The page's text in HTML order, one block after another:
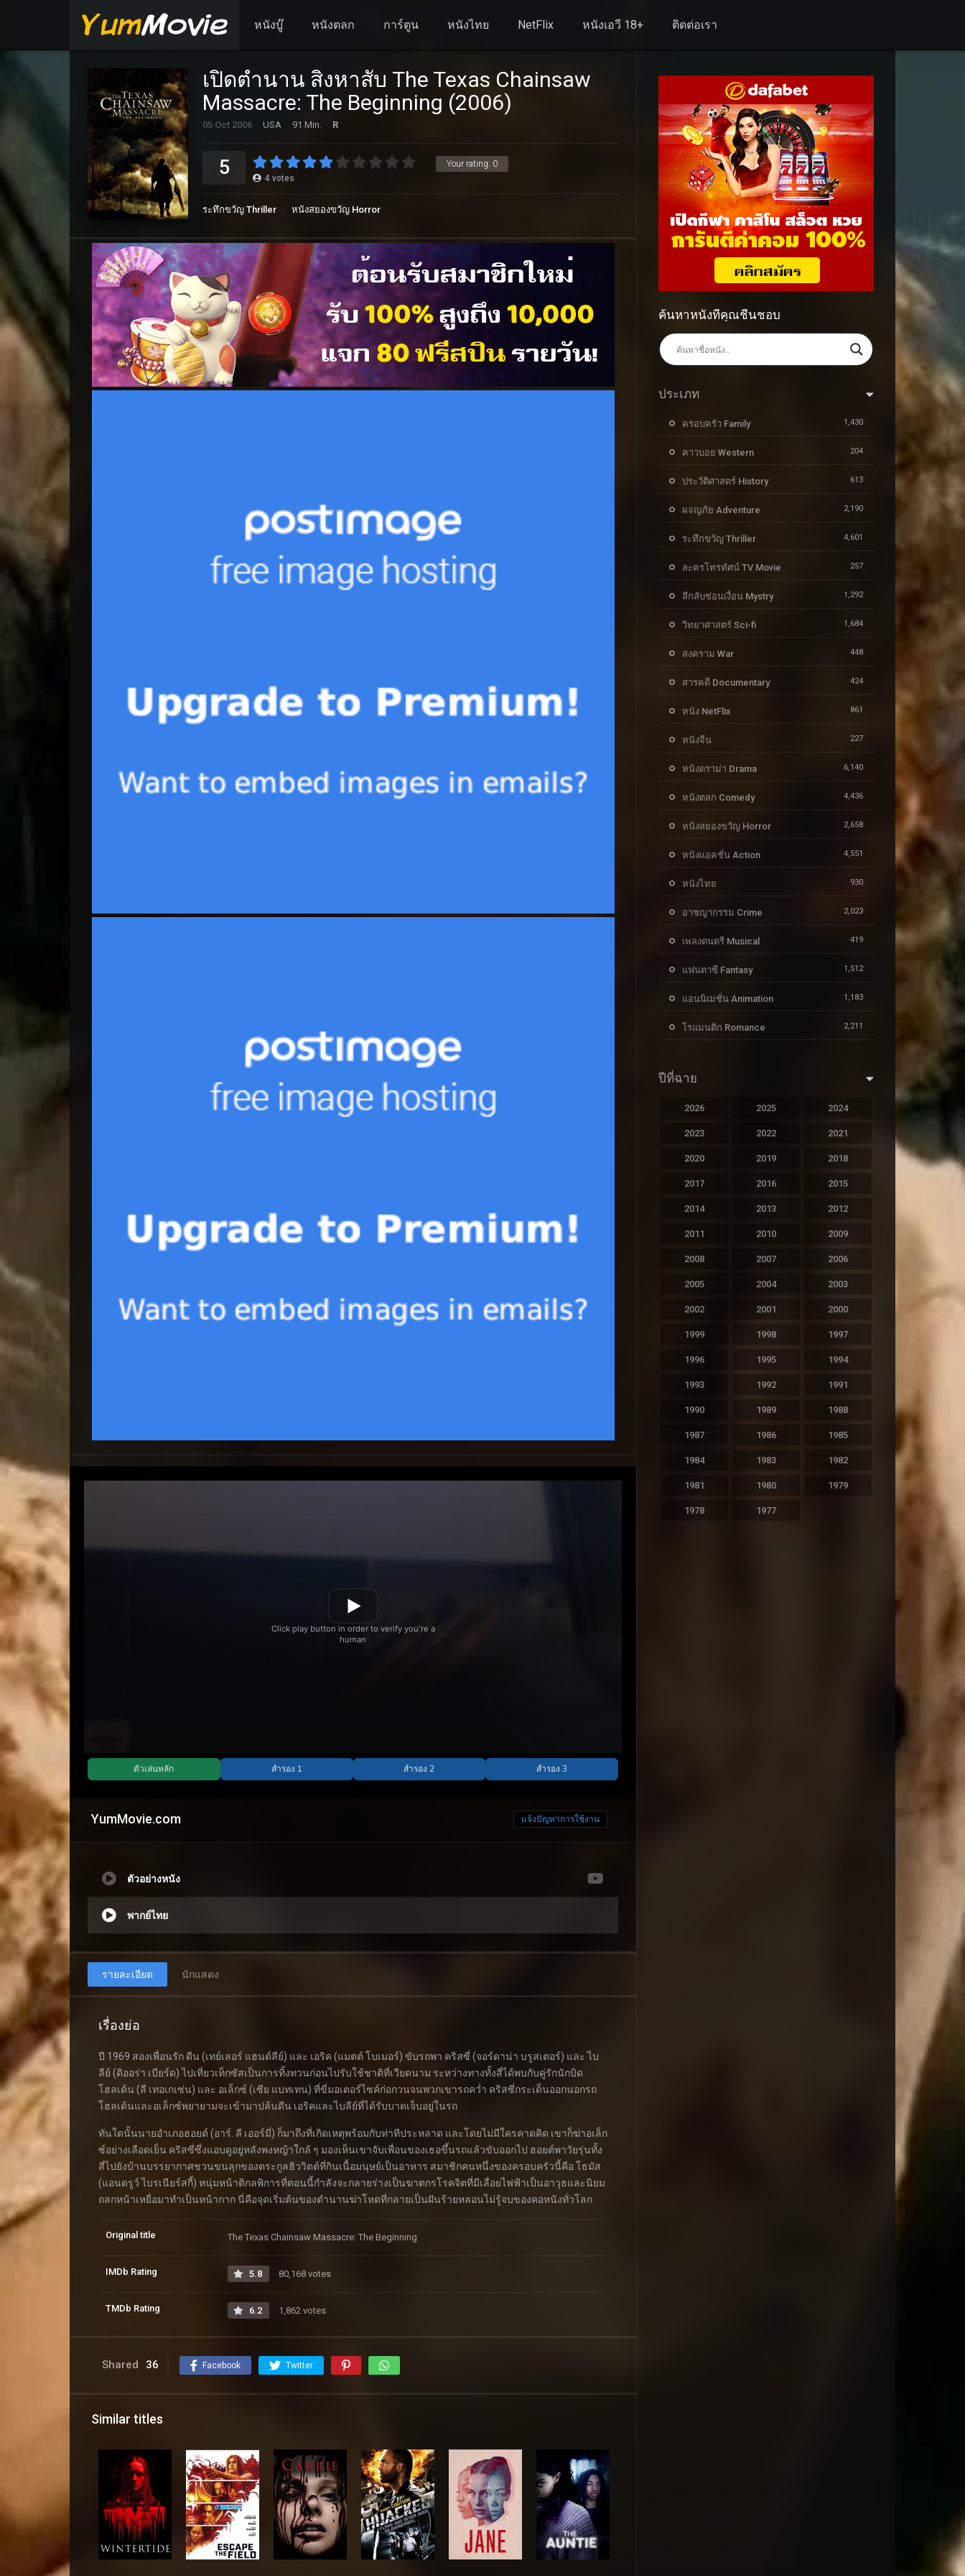
หนังบู๊ หนังตลก การ์ตูน หนังไทย NetFlix หนังเอวี 18+ ติดต่อเรา
เปิดตำนาน สิงหาสับ The Texas Chainsaw
Massacre: The Beginning (2006)
05 Oct 2006 USA 91 Min. R
Your rating: 0
5 4 votes
ระทึกขวัญ Thriller หนังสยองขวัญ Horror
YumMovie.com แจ้งปัญหาการใช้งาน
ตัวอย่างหนัง
พากย์ไทย
รายละเอียด นักแสดง
เรื่องย่อ
ปี 1969 สองเพื่อนรัก ดีน (เทย์เลอร์ แฮนด์ลีย์) และ เอริค (แมตต์ โบเมอร์) ขับรถพา คริสซี่ (จอร์ดาน่า บรูสเตอร์) และ ไบ
ลีย์ (ดิออร่า เบียร์ด) ไปเที่ยวเท็กซัสเป็นการทิ้งทวนก่อนไปรับใช้ชาติที่เวียดนาม ระหว่างทางทั้งสี่ได้พบกับคู่รักนักบิด
โฮลเด้น (ลี เทอเกเซ่น) และ อเล็กซ์ (เซีย แบทเทน) ที่ขี่มอเตอร์ไซค์ก่อกวนจนพวกเขารถคว่ำ คริสซี่กระเด็นออกนอกรถ
โฮลเด้นและอเล็กซ์พยายามจะเข้ามาปล้นดีน เอริคและไบลีย์ที่ได้รับบาดเจ็บอยู่ในรถ
ทันใดนั้นนายอำเภอฮอยต์ (อาร์. ลี เออร์มี่) ก็มาถึงที่เกิดเหตุพร้อมกับท่าทีประหลาด และโดยไม่มีใครคาดคิด เขาก็ฆ่าอเล็ก
ซ์อย่างเลือดเย็น คริสซี่ซึ่งแอบดูอยู่หลังพงหญ้าใกล้ ๆ มองเห็นเขาจับเพื่อนของเธอขึ้นรถแล้วขับออกไป ฮอยต์พาวัยรุ่นทั้ง
สี่ไปยังบ้านบรรยากาศชวนขนลุกของตระกูลฮิววิตต์ที่กินเนื้อมนุษย์เป็นอาหาร สมาชิกคนหนึ่งของครอบครัวนี้คือ โธมัส
(แอนดรูว์ ไบรเนียร์สกี้) หนุ่มหน้าติกลพิการที่ตอนนี้กำลังจะกลายร่างเป็นฆาตกรโรคจิตที่มีเลื่อยไฟฟ้าเป็นอาวุธและนิยม
ถลกหน้าเหยื่อมาทำเป็นหน้ากาก นี่คือจุดเริ่มต้นของตำนานฆ่าโหดที่กลายเป็นฝันร้ายหลอนไม่รู้จบของคอหนังทั่วโลก
Original title The Texas Chainsaw Massacre: The Beginning
IMDb Rating 5.8 80,168 votes
TMDb Rating 6.2 1,862 votes
Shared 36 Facebook Twitter
Similar titles
ค้นหาหนังที่คุณชื่นชอบ
ประเภท
ครอบครัว Family 1,430
คาวบอย Western 204
ประวัติศาสตร์ History 613
ผจญภัย Adventure 2,190
ระทึกขวัญ Thriller 4,601
ละครโทรทัศน์ TV Movie 257
ลึกลับซ่อนเงื่อน Mystry 1,292
วิทยาศาสตร์ Sci-fi 1,684
สงคราม War 448
สารคดี Documentary 424
หนัง NetFlix 861
หนังจีน 227
หนังดราม่า Drama 6,140
หนังตลก Comedy 4,436
หนังสยองขวัญ Horror 2,658
หนังแอคชั่น Action 4,551
หนังไทย 930
อาชญากรรม Crime 2,023
เพลงดนตรี Musical 419
แฟนตาซี Fantasy 1,512
แอนนิเมชั่น Animation 1,183
โรแมนติก Romance 2,211
ปีที่ฉาย
2026 2025 2024
2023 2022 2021
2020 2019 2018
2017 2016 2015
2014 2013 2012
2011 2010 2009
2008 2007 2006
2005 2004 2003
2002 2001 2000
1999 1998 1997
1996 1995 1994
1993 1992 1991
1990 1989 1988
1987 1986 1985
1984 1983 1982
1981 1980 1979
1978 1977